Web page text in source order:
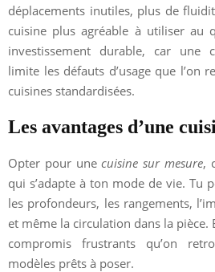
déplacements inutiles, plus de
cuisine plus agréable à utiliser au
investissement durable, car une
limite les défauts d’usage que l’on
cuisines standardisées.
Les avantages d’une
Opter pour unecuisine sur mesure,
qui s’adapte à ton mode de vie. Tu
les profondeurs, les rangements,
et même la circulation dans la pièce.
compromis frustrants qu’on
modèles prêts à poser.